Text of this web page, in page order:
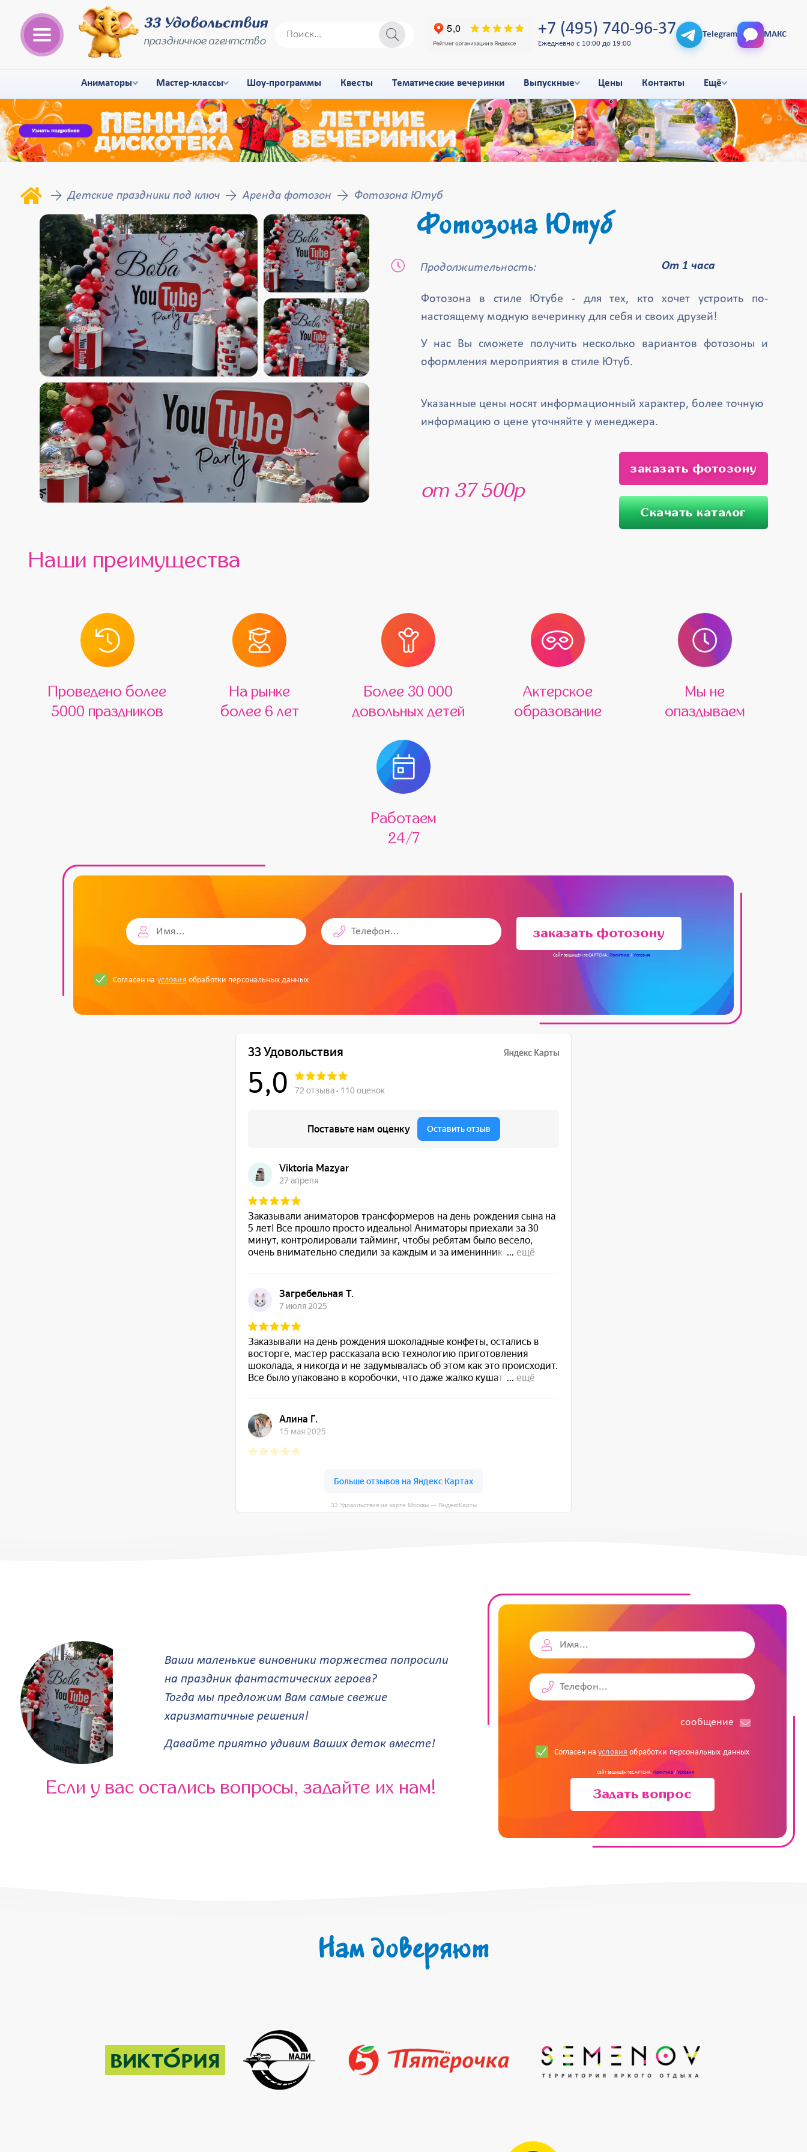
33 Удовольствия
праздничное агентство
+7 (495) 740-96-37
Ежедневно с 10:00 до 19:00
Telegram МАКС
Аниматоры Мастер-классы Шоу-программы Квесты Тематические вечеринки Выпускные Цены Контакты Ещё
Детские праздники под ключ Аренда фотозон Фотозона Ютуб
Фотозона Ютуб
Продолжительность: От 1 часа
Фотозона в стиле Ютубе - для тех, кто хочет устроить по-
настоящему модную вечеринку для себя и своих друзей!
У нас Вы сможете получить несколько вариантов фотозоны и
оформления мероприятия в стиле Ютуб.
Указанные цены носят информационный характер, более точную
информацию о цене уточняйте у менеджера.
от 37 500р
заказать фотозону
Скачать каталог
Наши преимущества
Проведено более
5000 праздников
На рынке
более 6 лет
Более 30 000
довольных детей
Актерское
образование
Мы не
опаздываем
Работаем
24/7
заказать фотозону
Сайт защищён reCAPTCHA. Политика/Условия
Согласен на условия обработки персональных данных
33 Удовольствия на карте Москвы — ЯндексКарты
Ваши маленькие виновники торжества попросили
на праздник фантастических героев?
Тогда мы предложим Вам самые свежие
харизматичные решения!
Давайте приятно удивим Ваших деток вместе!
Если у вас остались вопросы, задайте их нам!
cообщение
Согласен наусловия обработки персональных данных
Сайт защищён reCAPTCHA. Политика/Условия
Задать вопрос
Нам доверяют